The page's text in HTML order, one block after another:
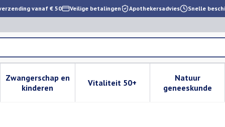
vanaf € 50 Veilige betalingen Apothekersadvies Snelle
verzorging en hygiëne categorie
voor Dieet, voeding en vitamines categorie
Zwangerschap en
kinderenToon submenu voor Zwangerschap en kinderen
Vitaliteit 50+Toon submenu voor Vitaliteit
Natuur
geneeskunde
Toon